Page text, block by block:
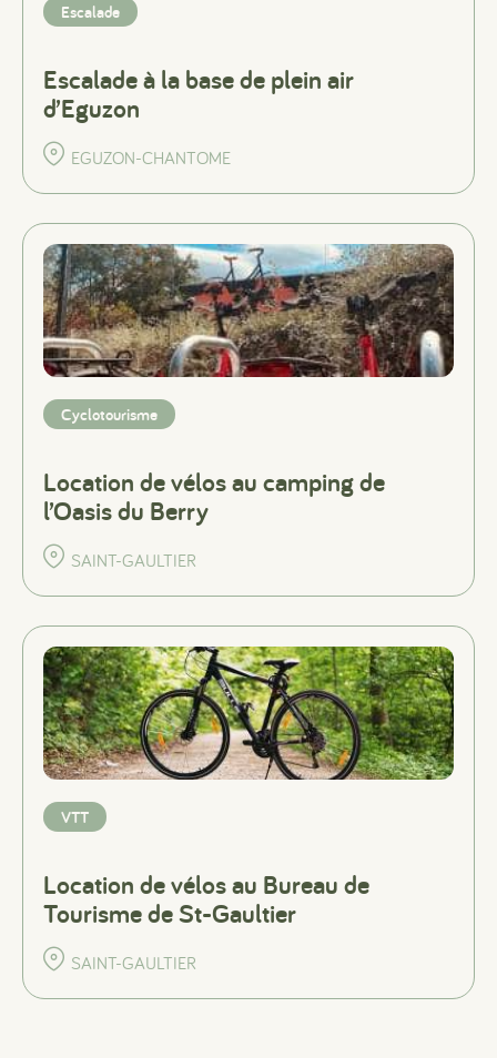
Escalade
Escalade à la base de plein air
d’Eguzon
EGUZON-CHANTOME
Cyclotourisme
Location de vélos au camping de
l’Oasis du Berry
SAINT-GAULTIER
VTT
Location de vélos au Bureau de
Tourisme de St-Gaultier
SAINT-GAULTIER